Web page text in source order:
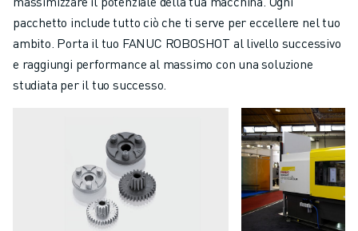
pacchetto include tutto ciò che ti serve per eccellere nel tuo
ambito. Porta il tuo FANUC ROBOSHOT al livello successivo
e raggiungi performance al massimo con una soluzione
studiata per il tuo successo.